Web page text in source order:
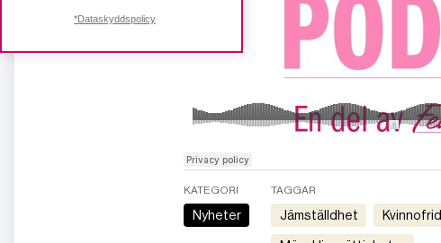
KATEGORI
Nyheter
TAGGAR
jämställdhet kvinnofrid
*Dataskyddspolicy